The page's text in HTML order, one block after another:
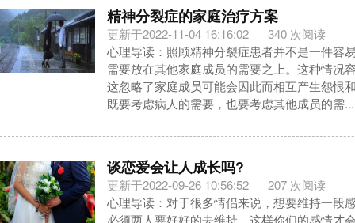
精神分裂症的家庭治疗方案
更新于2022-11-04 16:16:02
340 次阅读
心理导读：照顾精神分裂症患者并不是一件容
需要放在其他家庭成员的需要之上。这种情况
这忽略了家庭成员可能会因此而相互产生怨恨
既要考虑病人的需要，也要考虑其他成员的需...
谈恋爱会让人成长吗?
更新于2022-09-26 10:56:52
207 次阅读
心理导读：对于很多情侣来说，想要维持一段
必须两人要好好的去维持，这样你们的感情才